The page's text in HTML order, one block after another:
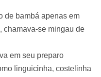
de bambá apenas em
chamava-se mingau de
em seu preparo
linguicinha, costelinha